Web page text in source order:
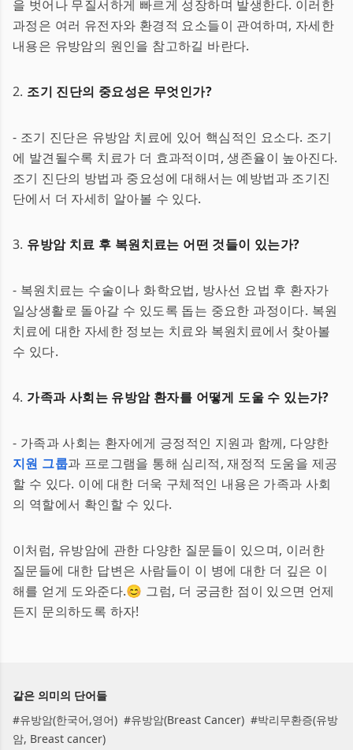
을 벗어나 무질서하게 빠르게 성장하며 발생한다. 이러한
과정은 여러 유전자와 환경적 요소들이 관여하며, 자세한
내용은 유방암의 원인을 참고하길 바란다.
2. 조기 진단의 중요성은 무엇인가?
- 조기 진단은 유방암 치료에 있어 핵심적인 요소다. 조기
에 발견될수록 치료가 더 효과적이며, 생존율이 높아진다.
조기 진단의 방법과 중요성에 대해서는 예방법과 조기진
단에서 더 자세히 알아볼 수 있다.
3. 유방암 치료 후 복원치료는 어떤 것들이 있는가?
- 복원치료는 수술이나 화학요법, 방사선 요법 후 환자가
일상생활로 돌아갈 수 있도록 돕는 중요한 과정이다. 복원
치료에 대한 자세한 정보는 치료와 복원치료에서 찾아볼
수 있다.
4. 가족과 사회는 유방암 환자를 어떻게 도울 수 있는가?
- 가족과 사회는 환자에게 긍정적인 지원과 함께, 다양한
지원 그룹과 프로그램을 통해 심리적, 재정적 도움을 제공
할 수 있다. 이에 대한 더욱 구체적인 내용은 가족과 사회
의 역할에서 확인할 수 있다.
이처럼, 유방암에 관한 다양한 질문들이 있으며, 이러한
질문들에 대한 답변은 사람들이 이 병에 대한 더 깊은 이
해를 얻게 도와준다.😊 그럼, 더 궁금한 점이 있으면 언제
든지 문의하도록 하자!
같은 의미의 단어들
#유방암(한국어,영어) #유방암(Breast Cancer) #박리무환증(유방
암, Breast cancer)